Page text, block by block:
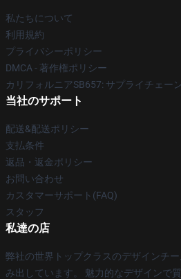
私たちについて
利用規約
プライバシーポリシー
DMCA - 著作権ポリシー
カリフォルニアSB657: サプライチェー
当社のサポート
配送&配送ポリシー
支払条件
返品・返金ポリシー
お問い合わせ
カスタマーサポート(FAQ)
スタッフ
私達の店
弊社の世界トップクラスのデザインチ
み出しています。 魅力的なデザインで